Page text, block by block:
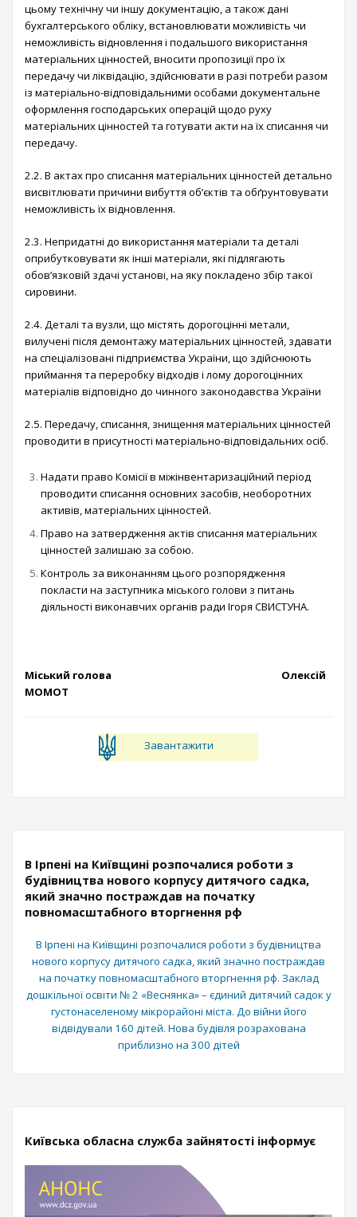
цьому технічну чи іншу документацію, а також дані
бухгалтерського обліку, встановлювати можливість чи
неможливість відновлення і подальшого використання
матеріальних цінностей, вносити пропозиції про їх
передачу чи ліквідацію, здійснювати в разі потреби разом
із матеріально-відповідальними особами документальне
оформлення господарських операцій щодо руху
матеріальних цінностей та готувати акти на їх списання чи
передачу.
2.2. В актах про списання матеріальних цінностей детально
висвітлювати причини вибуття об’єктів та обґрунтовувати
неможливість їх відновлення.
2.3. Непридатні до використання матеріали та деталі
оприбутковувати як інші матеріали, які підлягають
обов’язковій здачі установі, на яку покладено збір такої
сировини.
2.4. Деталі та вузли, що містять дорогоцінні метали,
вилучені після демонтажу матеріальних цінностей, здавати
на спеціалізовані підприємства України, що здійснюють
приймання та переробку відходів і лому дорогоцінних
матеріалів відповідно до чинного законодавства України
2.5. Передачу, списання, знищення матеріальних цінностей
проводити в присутності матеріально-відповідальних осіб.
Надати право Комісії в міжінвентаризаційний період
проводити списання основних засобів, необоротних
активів, матеріальних цінностей.
Право на затвердження актів списання матеріальних
цінностей залишаю за собою.
Контроль за виконанням цього розпорядження
покласти на заступника міського голови з питань
діяльності виконавчих органів ради Ігоря СВИСТУНА.
Міський голова Олексій
МОМОТ
Завантажити
В Ірпені на Київщині розпочалися роботи з
будівництва нового корпусу дитячого садка,
який значно постраждав на початку
повномасштабного вторгнення рф
В Ірпені на Київщині розпочалися роботи з будівництва
нового корпусу дитячого садка, який значно постраждав
на початку повномасштабного вторгнення рф. Заклад
дошкільної освіти № 2 «Веснянка» – єдиний дитячий садок у
густонаселеному мікрорайоні міста. До війни його
відвідували 160 дітей. Нова будівля розрахована
приблизно на 300 дітей
Київська обласна служба зайнятості інформує